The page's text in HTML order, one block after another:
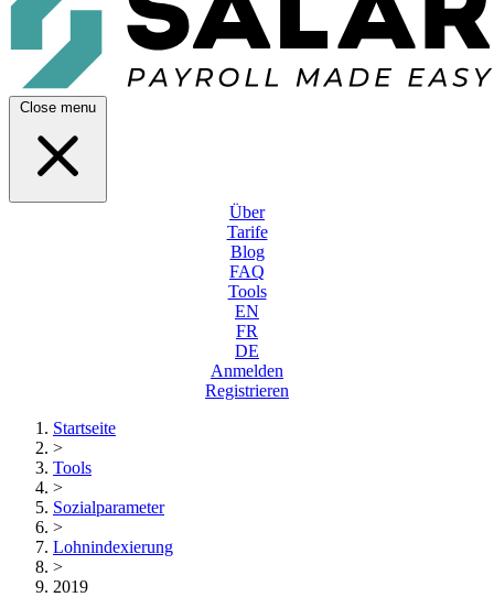
Close menu
Über
Tarife
Blog
FAQ
Tools
EN
FR
DE
Anmelden
Registrieren
Startseite
>
Tools
>
Sozialparameter
>
Lohnindexierung
>
2019